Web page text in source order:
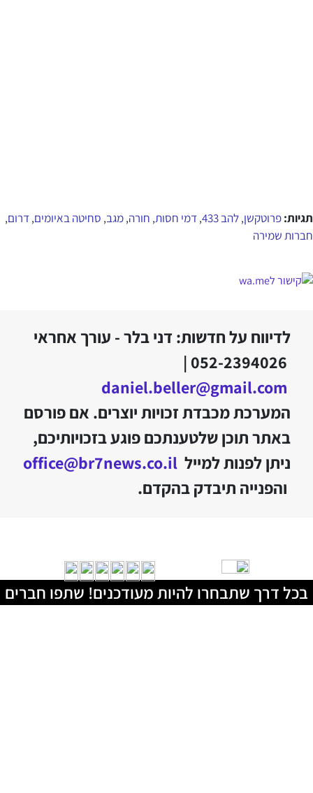
תגיות:פרוטקשן,להב 433 , דמי חסות, חורה,מגב, סחיטה באיומים, דרום,
חברות שמירה
לדיווח על חדשות: דני בלר - עורך אחראי
052-2394026 |
daniel.beller@gmail.com
המערכת מכבדת זכויות יוצרים. אם פורסם
באתר תוכן שלטענתכם פוגע בזכויותיכם,
ניתן לפנות למייל office@br7news.co.il
והפנייה תיבדק בהקדם.
בכל דרך שתבחרו להיות מעודכנים! שתפו חברים